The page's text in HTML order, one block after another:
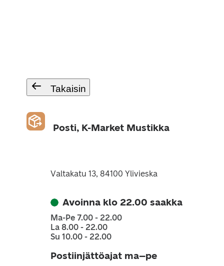
Takaisin
Posti, K-Market Mustikka
Valtakatu 13, 84100 Ylivieska
Avoinna klo 22.00 saakka
Ma-Pe 7.00 - 22.00
La 8.00 - 22.00
Su 10.00 - 22.00
Postiinjättöajat ma–pe